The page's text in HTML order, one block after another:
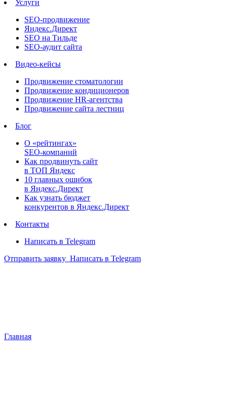
Услуги
SEO-продвижение
Яндекс.Директ
SEO на Тильде
SEO-аудит сайта
Видео-кейсы
Продвижение стоматологии
Продвижение кондиционеров
Продвижение HR-агентства
Продвижение сайта лестниц
Блог
О «рейтингах»
SEO-компаний
Как продвинуть сайт
в ТОП Яндекс
10 главных ошибок
в Яндекс.Директ
Как узнать бюджет
конкурентов в Яндекс.Директ
Контакты
Написать в Telegram
Отправить заявку Написать в Telegram
Главная